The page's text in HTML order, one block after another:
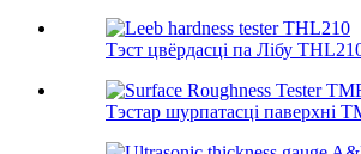
Тэст цвёрдасці па Лібу
Тэстар шурпатасці паверхні